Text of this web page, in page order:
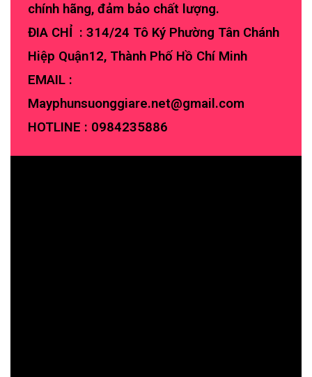
chính hãng, đảm bảo chất lượng.
ĐIA CHỈ : 314/24 Tô Ký Phường Tân Chánh
Hiệp Quận12, Thành Phố Hồ Chí Minh
EMAIL :
Mayphunsuonggiare.net@gmail.com
HOTLINE : 0984235886